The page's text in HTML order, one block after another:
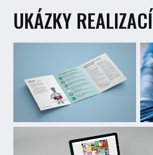
UKÁZKY REALIZACÍ